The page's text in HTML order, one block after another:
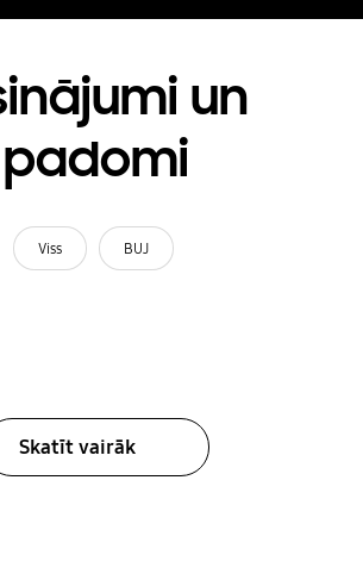
un
padomi
Viss BUJ
Skatīt vairāk